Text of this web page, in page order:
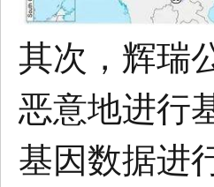
其次，辉瑞
恶意地进行
基因数据进